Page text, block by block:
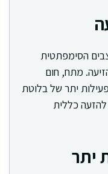
הסימפתטית
מתח, חום
יתר של בלוטת
להזעה כללית
יתר